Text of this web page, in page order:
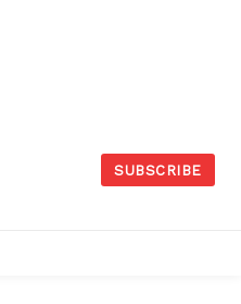
SUBSCRIBE